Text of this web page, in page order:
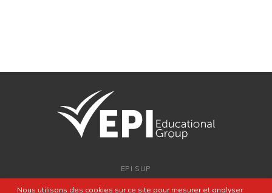
Nous utilisons des cookies sur ce site pour mesurer et analyser
EPI SUP